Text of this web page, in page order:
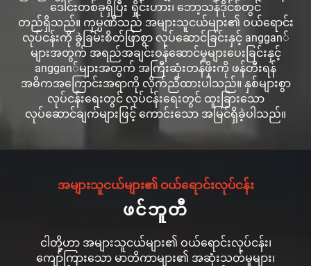
ဒေါင်းတစ်ခုရှိပြီး ရှိုင်းဟား၊ ဘော့သန်ဒိုင်စ်တွင်
တည်ရှိသည်။ ကုမ္ပဏီသည် အများသူငယ်များ၏ ဝယ်ရောင်း
လုပ်ငန်းကို ခွဲခြမ်းစိတ်ဖြာစွာ လုပ်ဆောင်ခြင်းနှင့် anggan်
များအတွက် အရည်အချင်းဝန်ဆောင်မှုများပေးခြင်းနှင့်
anggan်များအတွက် အကြီးဆုံးတန်ဖိုးကို ဖန်တီးရန်
အဓိကအကြောင်းအရာကို လိုက်ညီထားပါသည်။ နှစ်များစွာ
လုပ်ငန်းရေးတွင် လုပ်ငန်းရေးတွင် ထူးခြားသော
လုပ်ဆောင်ချက်များဖြင့် ကောင်းသော အမြင်ရှိခဲ့ပါသည်။
အများသူငယ်များ၏ ဝယ်ရောင်းလုပ်ငန်း
ဖင်ဘူတီ
ငါတို့ဟာ အများသူငယ်များ၏ ဝယ်ရောင်းလုပ်ငန်း၊
ကျော်ကြားသော မာတိကာများ၏ အဆုံးသတ်မှုများ၊